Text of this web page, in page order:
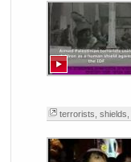
terrorists shields